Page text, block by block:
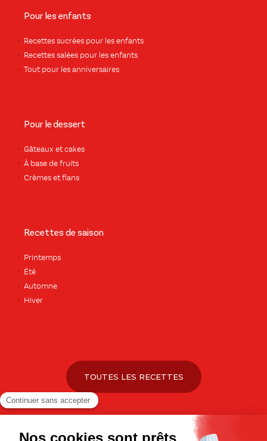
Pour les enfants
Recettes sucrées pour les enfants
Recettes salées pour les enfants
Tout pour les anniversaires
Pour le dessert
Gâteaux et cakes
À base de fruits
Crèmes et flans
Recettes de saison
Printemps
Été
Automne
Hiver
TOUTES LES RECETTES
Pour votre santé, pratiquez une activité physique régulière. Plus
d’infos surwww.mangerbouger.fr